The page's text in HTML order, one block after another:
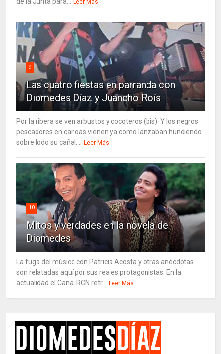
de la Junta para... Leer Más
9
Las cuatro fiestas en parranda con
Diomedes Díaz y Juancho Roís
Por la ribera se ven arbustos y cocoteros (bis). Y los negros
pescadores en canoas vienen ya como lanzaban hundiendo
sobre lodo su cañal.... Leer Más
10
Mitos y verdades en la novela de
Diomedes
La fuga del músico con Patricia Acosta y otras anécdotas
son relatadas aquí por sus reales protagonistas. En la
actualidad el Canal RCN retr... Leer Más